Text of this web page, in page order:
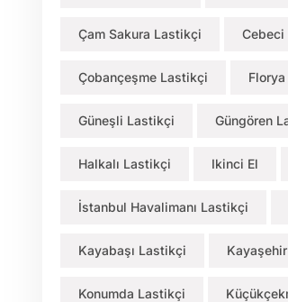
Çam Sakura Lastikçi
Çobançeşme Lastikçi
Güneşli Lastikçi Güngören
Halkalı Lastikçi Ikinci El
İstanbul Havalimanı Lastikçi
Kayabaşı Lastikçi
Konumda Lastikçi